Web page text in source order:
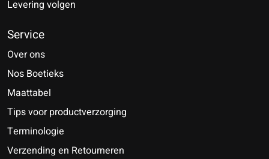
Levering volgen
Service
Over ons
Nos Boetieks
Maattabel
Tips voor productverzorging
Terminologie
Verzending en Retourneren